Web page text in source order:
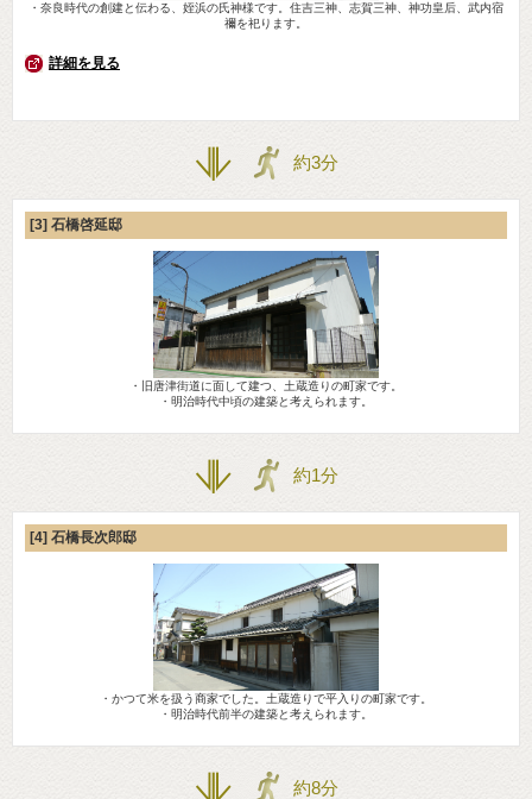
・奈良時代の創建と伝わる、姪浜の氏神様です。住吉三神、志賀三神、神功皇后、武内宿
禰を祀ります。
詳細を見る
約3分
[3] 石橋啓延邸
・旧唐津街道に面して建つ、土蔵造りの町家です。
・明治時代中頃の建築と考えられます。
約1分
[4] 石橋長次郎邸
・かつて米を扱う商家でした。土蔵造りで平入りの町家です。
・明治時代前半の建築と考えられます。
約8分